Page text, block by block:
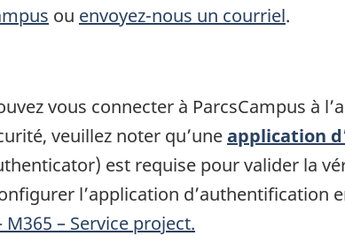
ou envoyez-nous un courriel.
vous connecter à ParcsCampus à
veuillez noter qu’uneapplication
est requise pour valider la
l’application d’authentification
– Service project.